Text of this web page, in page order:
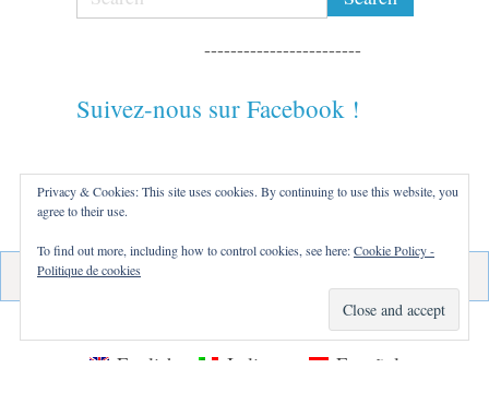
------------------------
Suivez-nous sur Facebook !
------------------------
Deutsch
English
Italiano Español
Privacy & Cookies: This site uses cookies. By continuing to use this website, you
agree to their use.
To find out more, including how to control cookies, see here:Cookie Policy -
Politique de cookies